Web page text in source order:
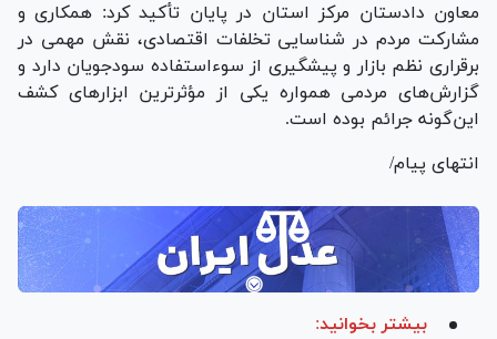
معاون دادستان مرکز استان در پایان تأکید کرد: همکاری و
مشارکت مردم در شناسایی تخلفات اقتصادی، نقش مهمی در
برقراری نظم بازار و پیشگیری از سوءاستفاده سودجویان دارد و
گزارش‌های مردمی همواره یکی از مؤثرترین ابزار‌های کشف
این‌گونه جرائم بوده است.
انتهای پیام/
بیشتر بخوانید: